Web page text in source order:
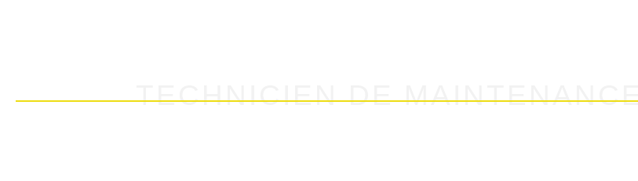
TECHNICIEN DE